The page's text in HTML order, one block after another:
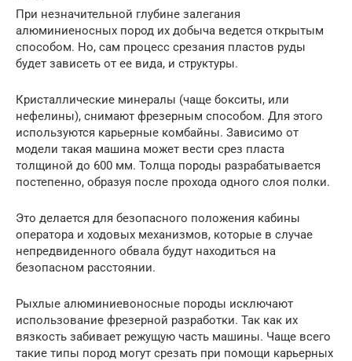
При незначительной глубине залегания
алюминиеносных пород их добыча ведется открытым
способом. Но, сам процесс срезания пластов руды
будет зависеть от ее вида, и структуры.
Кристаллические минералы (чаще бокситы, или
нефелины), снимают фрезерным способом. Для этого
используются карьерные комбайны. Зависимо от
модели такая машина может вести срез пласта
толщиной до 600 мм. Толща породы разрабатывается
постепенно, образуя после прохода одного слоя полки.
Это делается для безопасного положения кабины
оператора и ходовых механизмов, которые в случае
непредвиденного обвала будут находиться на
безопасном расстоянии.
Рыхлые алюминиевоносные породы исключают
использование фрезерной разработки. Так как их
вязкость забивает режущую часть машины. Чаще всего
такие типы пород могут срезать при помощи карьерных